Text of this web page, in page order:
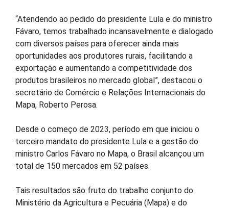
“Atendendo ao pedido do presidente Lula e do ministro
Fávaro, temos trabalhado incansavelmente e dialogado
com diversos países para oferecer ainda mais
oportunidades aos produtores rurais, facilitando a
exportação e aumentando a competitividade dos
produtos brasileiros no mercado global”, destacou o
secretário de Comércio e Relações Internacionais do
Mapa, Roberto Perosa.
Desde o começo de 2023, período em que iniciou o
terceiro mandato do presidente Lula e a gestão do
ministro Carlos Fávaro no Mapa, o Brasil alcançou um
total de 150 mercados em 52 países.
Tais resultados são fruto do trabalho conjunto do
Ministério da Agricultura e Pecuária (Mapa) e do